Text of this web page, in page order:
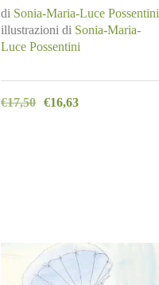
di Sonia-Maria-Luce Possentini
illustrazioni di Sonia-Maria-
Luce Possentini
€17,50 €16,63